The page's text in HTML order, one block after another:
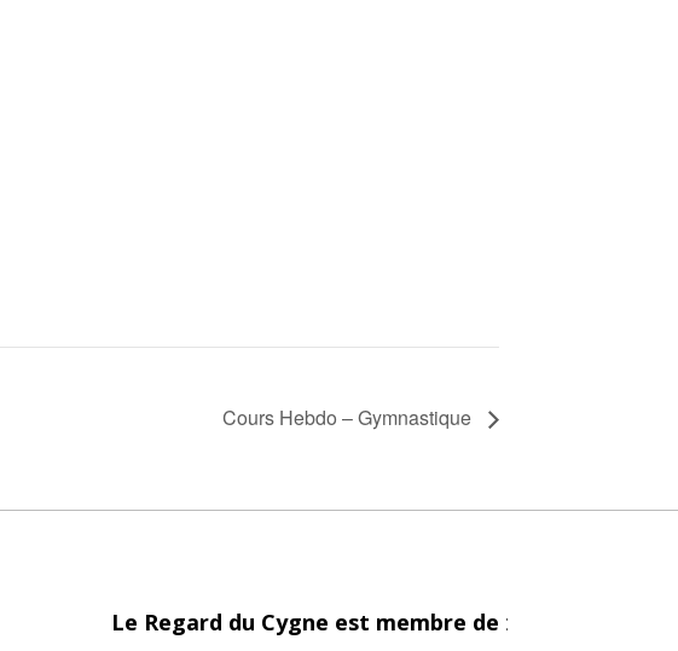
Cours Hebdo – Gymnastique
Le Regard du Cygne est membre de :